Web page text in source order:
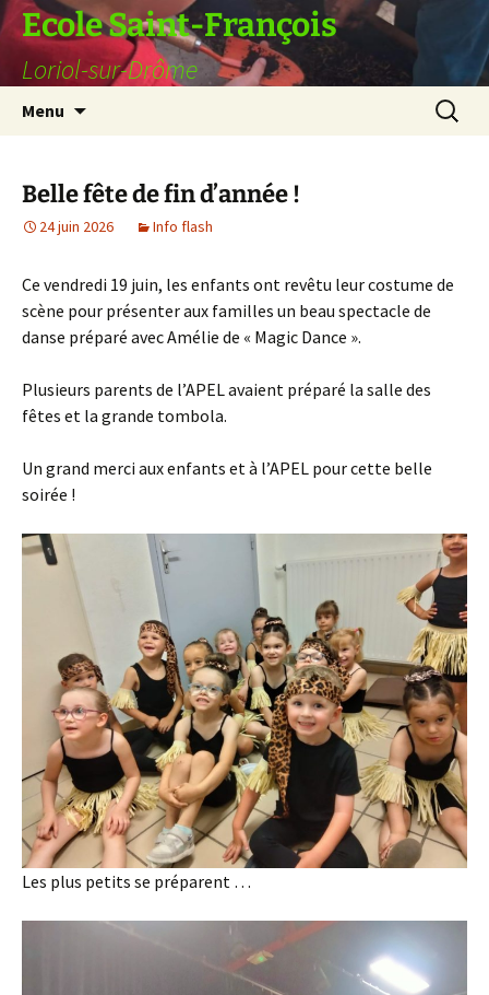
Ecole Saint-François
Loriol-sur-Drôme
Menu
Belle fête de fin d’année !
24 juin 2026 Info flash
Ce vendredi 19 juin, les enfants ont revêtu leur costume de
scène pour présenter aux familles un beau spectacle de
danse préparé avec Amélie de « Magic Dance ».
Plusieurs parents de l’APEL avaient préparé la salle des
fêtes et la grande tombola.
Un grand merci aux enfants et à l’APEL pour cette belle
soirée !
Les plus petits se préparent …